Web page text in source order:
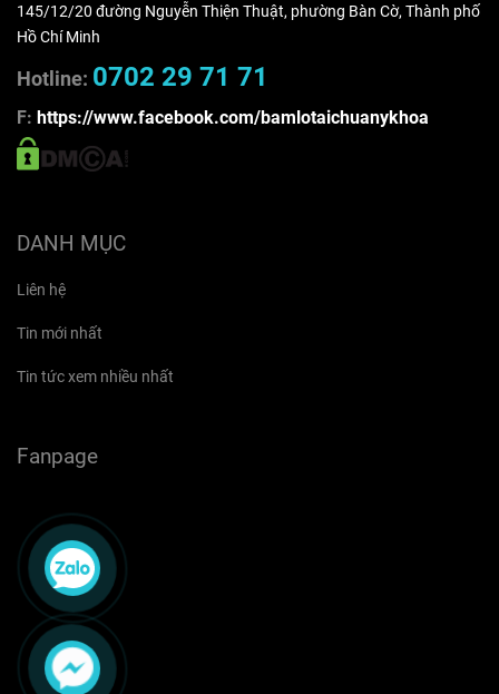
145/12/20 đường Nguyễn Thiện Thuật, phường Bàn Cờ, Thành phố
Hồ Chí Minh
Hotline: 0702 29 71 71
F: https://www.facebook.com/bamlotaichuanykhoa
DANH MỤC
Liên hệ
Tin mới nhất
Tin tức xem nhiều nhất
Fanpage